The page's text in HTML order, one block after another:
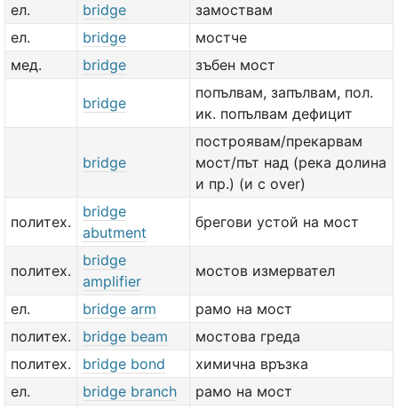
ел.
bridge
замоствам
ел.
bridge
мостче
мед.
bridge зъбен мост
bridge
попълвам, запълвам, пол.
ик. попълвам дефицит
bridge
построявам/прекарвам
мост/път над (река долина
и пр.) (и с over)
политех.
bridge
abutment
брегови устой на мост
политех.
bridge
amplifier
мостов измервател
ел. bridge arm
рамо на мост
политех.
bridge beam
мостова греда
политех.
bridge bond
химична връзка
ел.
bridge branch
рамо на мост